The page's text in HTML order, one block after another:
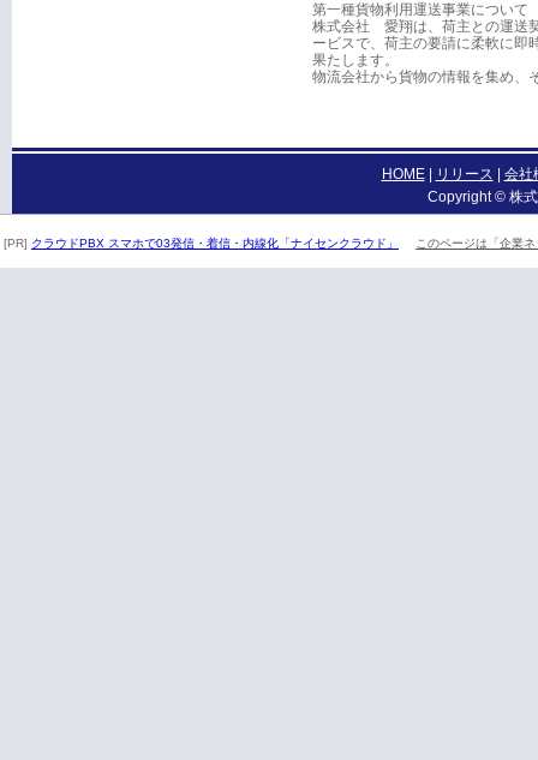
第一種貨物利用運送事業について
株式会社 愛翔は、荷主との運送
ービスで、荷主の要請に柔軟に即
果たします。
物流会社から貨物の情報を集め、
HOME| リリース
会社
Copyright © 株
[PR] クラウドPBX スマホで03発信・着信・内線化「ナイセンクラウド」 このページは「企業